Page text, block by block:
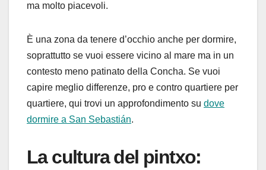
ma molto piacevoli.
È una zona da tenere d’occhio anche per dormire,
soprattutto se vuoi essere vicino al mare ma in un
contesto meno patinato della Concha. Se vuoi
capire meglio differenze, pro e contro quartiere per
quartiere, qui trovi un approfondimento su dove
dormire a San Sebastián.
La cultura del pintxo: